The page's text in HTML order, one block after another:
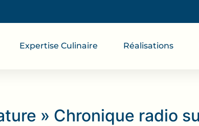
Expertise Culinaire Réalisations
» Chronique radio